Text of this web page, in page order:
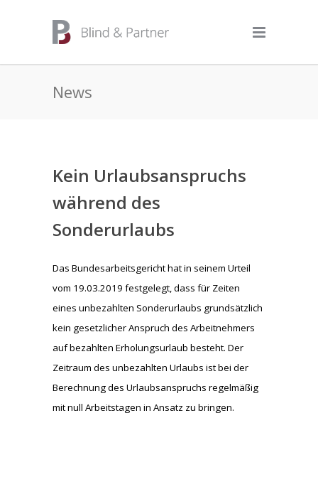
News
Kein Urlaubsanspruchs
während des
Sonderurlaubs
Das Bundesarbeitsgericht hat in seinem Urteil
vom 19.03.2019 festgelegt, dass für Zeiten
eines unbezahlten Sonderurlaubs grundsätzlich
kein gesetzlicher Anspruch des Arbeitnehmers
auf bezahlten Erholungsurlaub besteht. Der
Zeitraum des unbezahlten Urlaubs ist bei der
Berechnung des Urlaubsanspruchs regelmäßig
mit null Arbeitstagen in Ansatz zu bringen.